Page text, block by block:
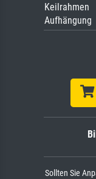
Keilrahmen
Aufhängung
Sollten Sie